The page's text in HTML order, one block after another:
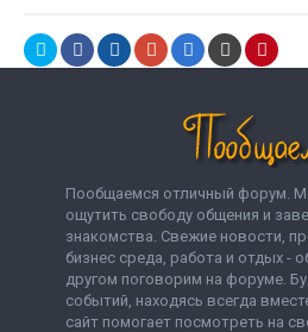
Пообщаемся отличный форум.
ощутить свободу общения и
знакомства. Свежие новости,
бизнес среда, работа и отдых -
другом поговорим на форуме.
событий, находясь всегда
сайт помогает посмотреть на